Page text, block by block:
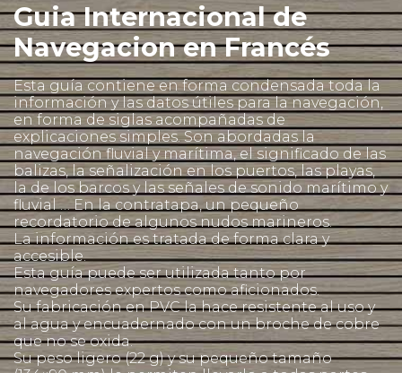
Guia Internacional de
Navegacion en Francés
Esta guía contiene en forma condensada toda la
información y las datos útiles para la navegación,
en forma de siglas acompañadas de
explicaciones simples. Son abordadas la
navegación fluvial y marítima, el significado de las
balizas, la señalización en los puertos, las playas,
la de los barcos y las señales de sonido marítimo y
fluvial … En la contratapa, un pequeño
recordatorio de algunos nudos marineros.
La información es tratada de forma clara y
accesible.
Esta guía puede ser utilizada tanto por
navegadores expertos como aficionados.
Su fabricación en PVC la hace resistente al uso y
al agua y encuadernado con un broche de cobre
que no se oxida.
Su peso ligero (22 g) y su pequeño tamaño